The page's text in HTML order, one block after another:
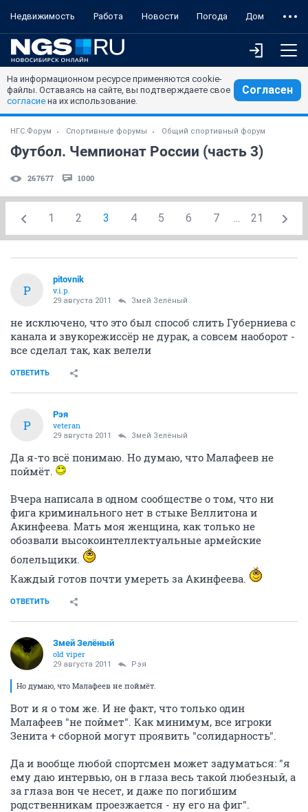
Недвижимость Работа Новости Погода Дом
На информационном ресурсе применяются cookie-
файлы. Оставаясь на сайте, вы подтверждаете свое
согласие на их использование.
Согласен
НГС.Форум Спортивные форумы Общий спортивный форум
Футбол. Чемпионат России (часть 3)
267677 1000
1 2 3 4 5 6 7 ... 21
P
pitovnik
v.i.p.
29 августа 2011 Змей Зелёный
не исключено, что это был способ слить Губерниева с
канала и звукорежиссёр не дурак, а совсем наоборот -
все сделал так, как велели
ОТВЕТИТЬ
Р
Рэя
veteran
29 августа 2011 Змей Зелёный
Да я-то всё понимаю. Но думаю, что Малафеев не
поймёт.
Вчера написала в одном сообществе о том, что ни
фига криминального нет в стыке Веллитона и
Акинфеева. Мать моя женщина, как только не
обозвали высокоинтеллектуальные армейские
болельщики.
Каждый готов почти умереть за Акинфеева.
ОТВЕТИТЬ
Змей Зелёный
old viper
29 августа 2011 Рэя
Но думаю, что Малафеев не поймёт.
Вот и я о том же. И не факт, что только один
Малафеев "не поймет". Как минимум, все игроки
Зенита + сборной могут проявить "солидарность".
Да и вообще любой спортсмен может задуматься: "я
ему даю интервью, он в глаза весь такой любезный, а
за глаза вон че несет, и даже по погибшим
родственникам проезжается - ну его на фиг".